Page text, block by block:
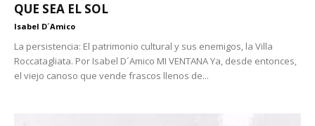
QUE SEA EL SOL
Isabel D´Amico
La persistencia: El patrimonio cultural y sus enemigos, la Villa
Roccatagliata. Por Isabel D´Amico MI VENTANA Ya, desde entonces,
el viejo canoso que vende frascos llenos de...